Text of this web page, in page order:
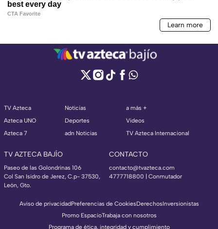
TV Azteca
Azteca UNO
Azteca 7
Noticias
Deportes
adn Noticias
a más +
Videos
TV Azteca Internacional
TV AZTECA BAJÍO
Paseo de las Golondrinas 106
Col San Isidro de Jerez, C.p- 37530,
León, Gto.
CONTACTO
contacto@tvazteca.com
4777718800 | Conmutador
Aviso de privacidadPreferencias de CookiesDerechosInversionistas
Promo EspacioTrabaja con nosotros
Programa de ética, integridad y cumplimiento